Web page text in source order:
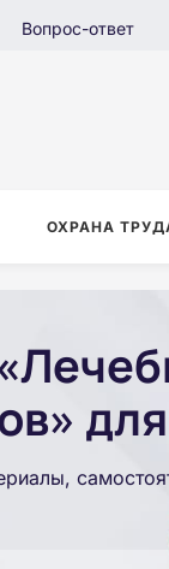
Вопрос-ответ
ОХРАНА